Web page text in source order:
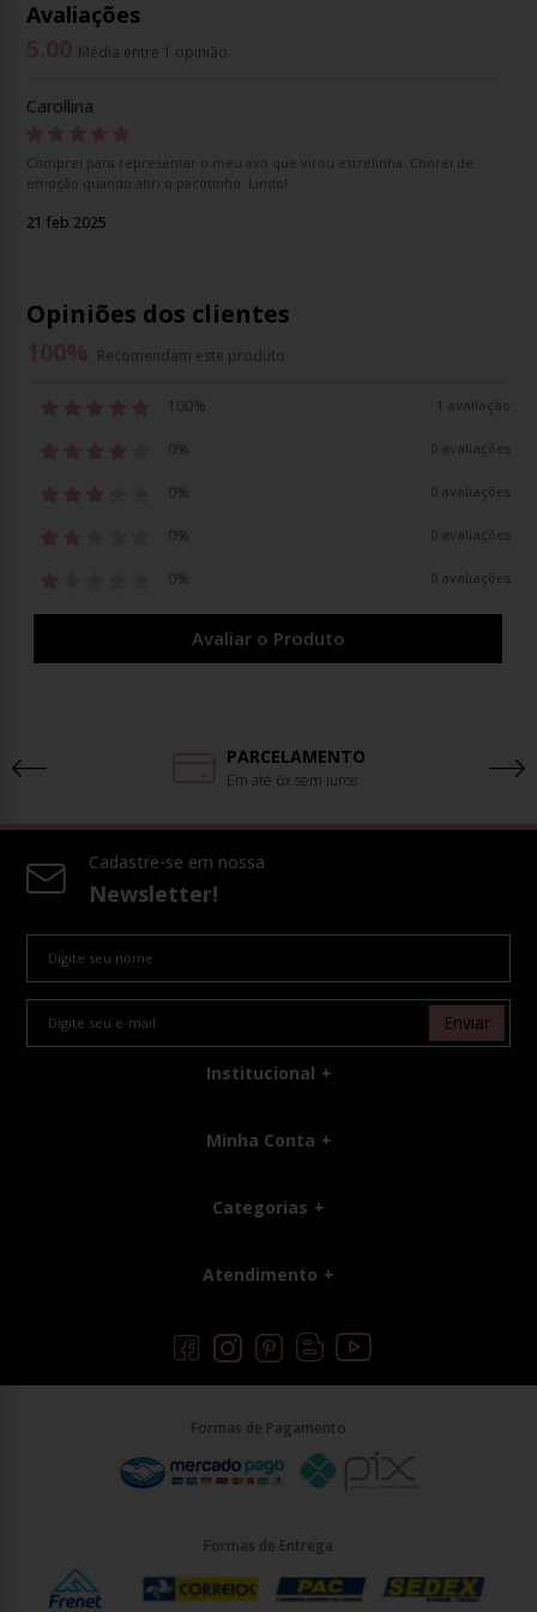
Avaliações
Média entre 1 opinião
Carollina
Comprei para representar o meu avó que virou estrelinha. Chorei de
emoção quando abri o pacotinho. Lindo!
21 feb 2025
Opiniões dos clientes
Recomendam este produto
100% 1 avaliação
0% 0 avaliações
0% 0 avaliações
0% 0 avaliações
0% 0 avaliações
Avaliar o Produto
PARCELAMENTO
Em até 6x sem juros
Cadastre-se em nossa
Newsletter!
Enviar
Institucional
Minha Conta
Categorias
Atendimento
Formas de Pagamento
Formas de Entrega